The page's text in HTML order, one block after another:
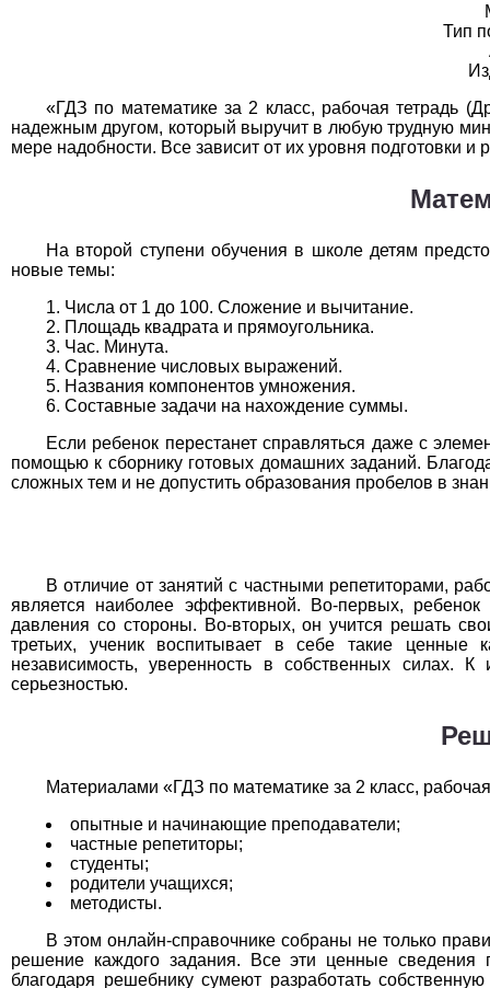
ОБЖ
1
Русский язык
Технология
Физика
Французский язык
Химия
1
Экономика
1
Тип
«ГДЗ по математике за 2 класс, рабочая тетрадь
надежным другом, который выручит в любую трудную
мере надобности. Все зависит от их уровня подготовки и
На второй ступени обучения в школе детям
новые темы:
Числа от 1 до 100. Сложение и вычитание.
Площадь квадрата и прямоугольника.
Час. Минута.
Сравнение числовых выражений.
Названия компонентов умножения.
Составные задачи на нахождение суммы.
Если ребенок перестанет справляться даже с
помощью к сборнику готовых домашних заданий.
сложных тем и не допустить образования пробелов в
В отличие от занятий с частными репетиторами,
является наиболее эффективной. Во-первых,
давления со стороны. Во-вторых, он учится решать
третьих, ученик воспитывает в себе такие ценные
независимость, уверенность в собственных силах.
серьезностью.
Материалами «ГДЗ по математике за 2 класс,
опытные и начинающие преподаватели;
частные репетиторы;
студенты;
родители учащихся;
методисты.
В этом онлайн-справочнике собраны не только
решение каждого задания. Все эти ценные сведения
благодаря решебнику сумеют разработать